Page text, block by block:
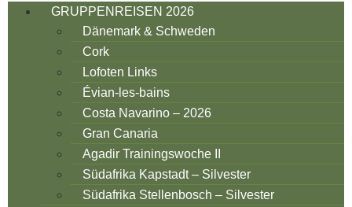
GRUPPENREISEN 2026
Dänemark & Schweden
Cork
Lofoten Links
Évian-les-bains
Costa Navarino – 2026
Gran Canaria
Agadir Trainingswoche II
Südafrika Kapstadt – Silvester
Südafrika Stellenbosch – Silvester